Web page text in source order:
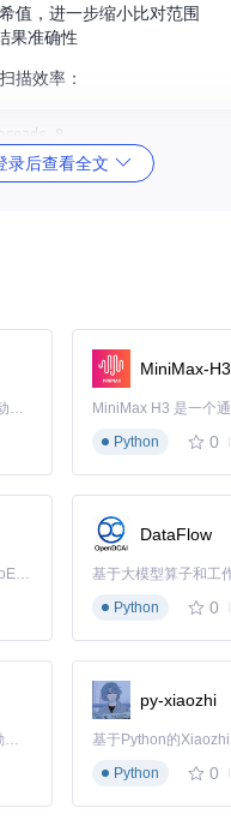
值，进一步缩小比对范围
果准确性
描效率：
择哈希算法，--threads 设置
理的照片，以及不同分辨
转、缩放、亮度调整等操作
同一视频内容
特率的相似音乐文件
平衡速度与准确性？ A.
哈希比对特征值，在保持
局限性，使相似媒体识别准
系统文件或用户数据，传统
键路径
，避免误删伪装文件
录后查看全文
Claude Code 的开源替代方案。连接任意大模型，编辑代码，运行命令，自动验证 — 全自动执行。用 Rust 构建，极致性能。 ｜ An open-source alternative to Claude Code. Connect any LLM, edit code, run commands, and verify changes — autonomously. Built in Rust for speed. Get Started
MiniMax-H3
Python
0
Kimi K3 是Kimi能力最强的模型：这是一个拥有 2.8 万亿参数的混合专家（MoE）模型，具备原生视觉理解能力，并支持 100 万 token 的上下文窗口。
DataFlow
基于大模型算子和工
Python
0
「源启盛夏」暑期校园开发者成长计划旨在激活校园开源力量，通过积分激励、认证扶持、资源倾斜等形式，引导高校组织和开发者完成「入驻 — 建项目 — 做贡献 — 获认证 — 得资源」的完整闭环。无论你是想带领社团入驻平台的组织者，还是希望用代码贡献证明自己的开发者，都能在这里找到属于你的成长路径。
py-xiaozhi
Python
0